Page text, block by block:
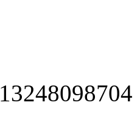
13248098704